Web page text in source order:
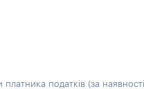
податків (за